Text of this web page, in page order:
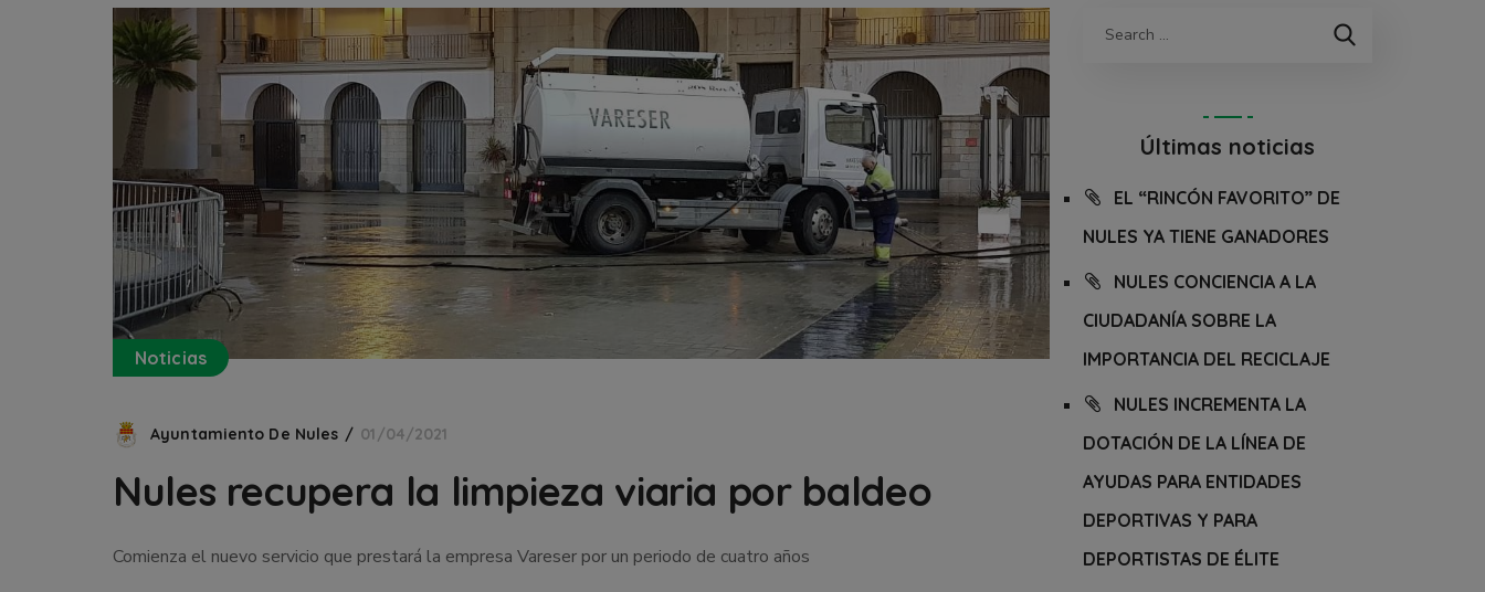
Noticias
Ayuntamiento De Nules 01/04/2021
Nules recupera la limpieza viaria por baldeo
Comienza el nuevo servicio que prestará la empresa Vareser por un periodo de cuatro años
Últimas noticias
EL “RINCÓN FAVORITO” DE
NULES YA TIENE GANADORES
NULES CONCIENCIA A LA
CIUDADANÍA SOBRE LA
IMPORTANCIA DEL RECICLAJE
NULES INCREMENTA LA
DOTACIÓN DE LA LÍNEA DE
AYUDAS PARA ENTIDADES
DEPORTIVAS Y PARA
DEPORTISTAS DE ÉLITE